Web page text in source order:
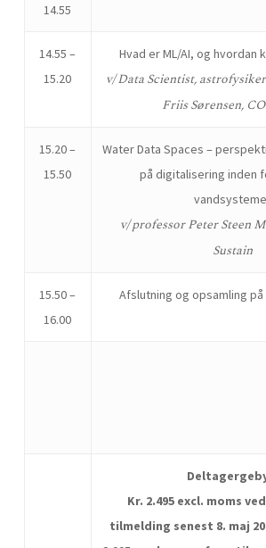
14.55
14.55 –
15.20
Hvad er ML/AI, og hvordan
v/ Data Scientist,
Friis Sørensen,
15.20 –
15.50
Water Data Spaces –
på digitalisering inden
v/ professor Peter Steen
Sustain
15.50 –
16.00
Afslutning og opsamling
Kr. 2.495 excl. moms
tilmelding senest 8. maj